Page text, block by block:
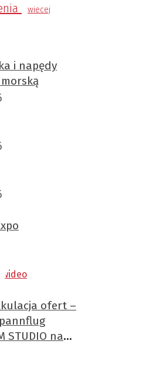
wiecej
i napędy
ofert –
STUDIO na